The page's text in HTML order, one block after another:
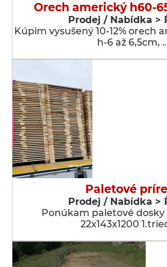
Orech americký h60-
Prodej / Nabídka >
Kúpim vysušený 10-12% orech
h-6 až 6,5cm,
Paletové
Prodej / Nabídka >
Ponúkam paletové dosky
22x143x1200